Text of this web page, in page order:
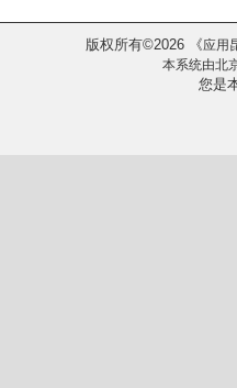
版权所有©2026 《应用
本系统由北
您是